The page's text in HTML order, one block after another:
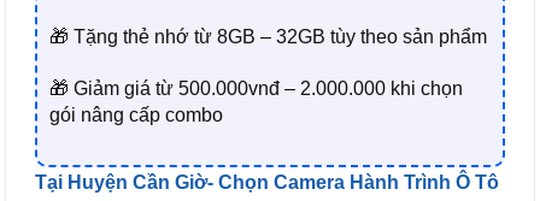
🎁 Tặng thẻ nhớ từ 8GB – 32GB tùy theo sản phẩm
🎁 Giảm giá từ 500.000vnđ – 2.000.000 khi chọn
gói nâng cấp combo
Tại Huyện Cần Giờ- Chọn Camera Hành Trình Ô Tô